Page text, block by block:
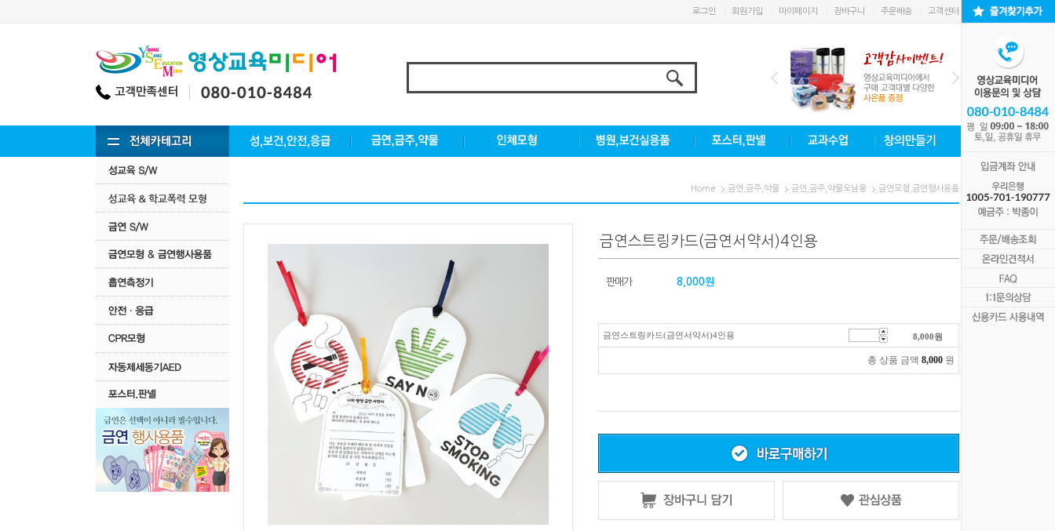
로그인 회원가입 마이페이지 장바구니 주문배송 고객센터
Home 금연,금주,약물 금연,금주,약물오남용 금연모형,금연행사용품
금연스트링카드(금연서약서)4인용
판매가 8,000원
금연스트링카드(금연서약서)4인용 8,000원
총 상품 금액 8,000 원